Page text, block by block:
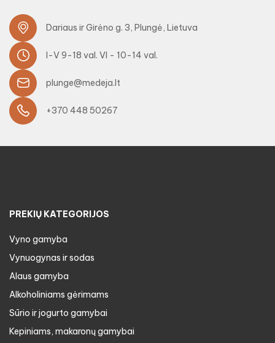
Dariaus ir Girėno g. 3, Plungė, Lietuva
I-V 9-18 val. VI - 10-14 val.
plunge@medeja.lt
+370 448 50267
PREKIŲ KATEGORIJOS
Vyno gamyba
Vynuogynas ir sodas
Alaus gamyba
Alkoholiniams gėrimams
Sūrio ir jogurto gamybai
Kepiniams, makaronų gamybai